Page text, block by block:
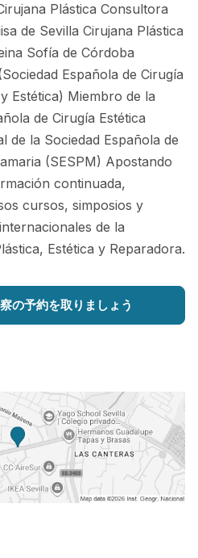
Plástica Consultora
de Sevilla Cirujana Plástica
Sofía de Córdoba
Española de Cirugía
Estética) Miembro de la
de Cirugía Estética
de la Sociedad Española de
(SESPM) Apostando
continuada,
cursos, simposios y
de la
Estética y Reparadora.
の予約を取りましょう